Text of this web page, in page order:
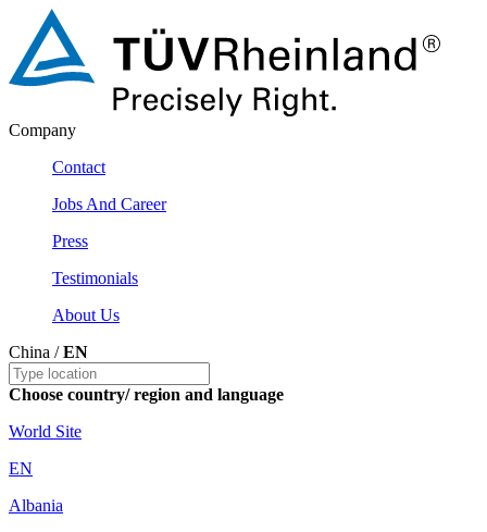
Company
Contact
Jobs And Career
Press
Testimonials
About Us
China /EN
Choose country/ region and language
World Site
EN
Albania